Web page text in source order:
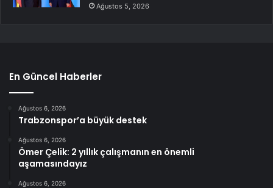
Ağustos 5, 2026
En Güncel Haberler
Ağustos 6, 2026
Trabzonspor’a büyük destek
Ağustos 6, 2026
Ömer Çelik: 2 yıllık çalışmanın en önemli
aşamasındayız
Ağustos 6, 2026